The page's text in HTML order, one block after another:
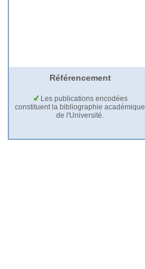
Référencement
Les publications encodées
constituent la bibliographie académique
de l'Université.